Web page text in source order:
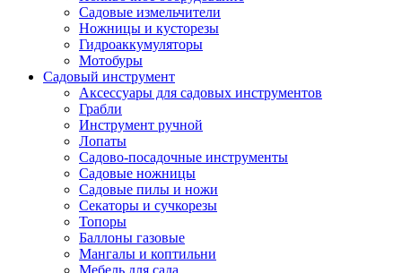
Фотобумага
Наклейки
Термобумага
Бумага для факса
Пленка для печати
Пленка для ламинирования
Материалы для заправки
Чернила и заправки
Фотобарабаны
Оригинальные расходные материалы
Для лазерных устройств печати
Матричные картриджи
Опции
Садовые измельчители
Ножницы и кусторезы
Гидроаккумуляторы
Мотобуры
Садовый инструмент
Аксессуары для садовых инструментов
Грабли
Инструмент ручной
Лопаты
Садово-посадочные инструменты
Садовые ножницы
Садовые пилы и ножи
Секаторы и сучкорезы
Топоры
Баллоны газовые
Мангалы и коптильни
Мебель для сада